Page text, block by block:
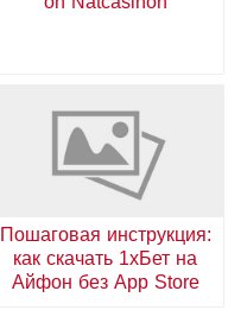
Пошаговая инструкция:
как скачать 1хБет на
Айфон без App Store